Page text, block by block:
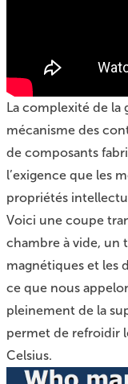
La complexité de la
mécanisme des
de composants
l’exigence que les
propriétés
Voici une coupe
chambre à vide, un
magnétiques et les
ce que nous
pleinement de la
permet de refroidir
Celsius.